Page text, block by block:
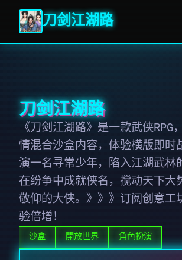
刀剑江湖路
刀剑江湖路
《刀剑江湖路》是一款武侠RPG
情混合沙盒内容，体验横版即时
演一名寻常少年，陷入江湖武林
在纷争中成就侠名，搅动天下大
敬仰的大侠。》》》订阅创意工
验倍增！
沙盒 開放世界 角色扮演